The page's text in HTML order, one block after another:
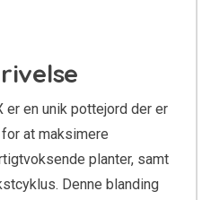
er en unik pottejord der er
at maksimere
planter, samt
Denne blanding